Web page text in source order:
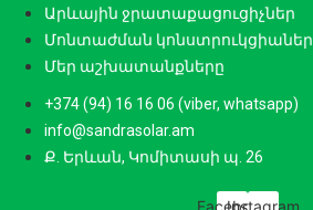
Արևային ջրատաքացուցիչներ
Մոնտաժման կոնստրուկցիաներ
Մեր աշխատանքները
+374 (94) 16 16 06 (viber, whatsapp)
info@sandrasolar.am
Ք. Երևան, Կոմիտասի պ. 26